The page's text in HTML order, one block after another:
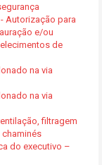
Autorização para
e/ou
de
na via
na via
filtragem
chaminés
do executivo –